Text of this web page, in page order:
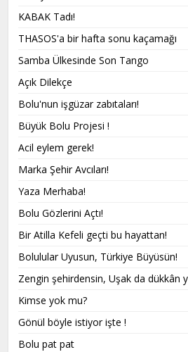
KABAK Tadı!
THASOS'a bir hafta sonu kaçamağı
Samba Ülkesinde Son Tango
Açık Dilekçe
Bolu'nun işgüzar zabıtaları!
Büyük Bolu Projesi !
Acil eylem gerek!
Marka Şehir Avcıları!
Yaza Merhaba!
Bolu Gözlerini Açtı!
Bir Atilla Kefeli geçti bu hayattan!
Bolulular Uyusun, Türkiye Büyüsün!
Zengin şehirdensin, Uşak da dükkân
Kimse yok mu?
Gönül böyle istiyor işte !
Bolu pat pat